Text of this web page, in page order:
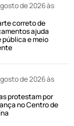
de 2026 às
correto de
ajuda
pública e meio
de 2026 às
protestam por
no Centro de